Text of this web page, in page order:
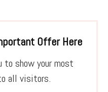
Offer Here
to show your most
all visitors.